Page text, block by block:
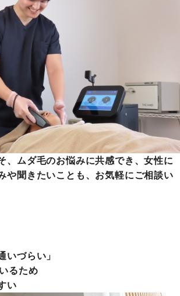
、ムダ毛のお悩みに共感でき、女性に
や聞きたいことも、お気軽にご相談い
いづらい」
るため
い